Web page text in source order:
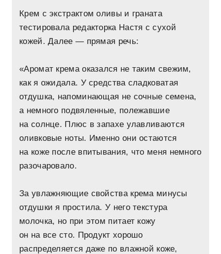
Крем с экстрактом оливы и граната
тестировала редакторка Настя с сухой
кожей. Далее — прямая речь:
«Аромат крема оказался не таким свежим,
как я ожидала. У средства сладковатая
отдушка, напоминающая не сочные семена,
а немного подвяленные, полежавшие
на солнце. Плюс в запахе улавливаются
оливковые ноты. Именно они остаются
на коже после впитывания, что меня немного
разочаровало.
За увлажняющие свойства крема минусы
отдушки я простила. У него текстура
молочка, но при этом питает кожу
он на все сто. Продукт хорошо
распределяется даже по влажной коже,